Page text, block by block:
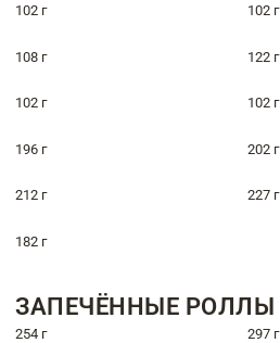
102 г 102 г
108 г 122 г
102 г 102 г
196 г 202 г
212 г 227 г
182 г
ЗАПЕЧЁННЫЕ РОЛЛЫ
254 г 297 г